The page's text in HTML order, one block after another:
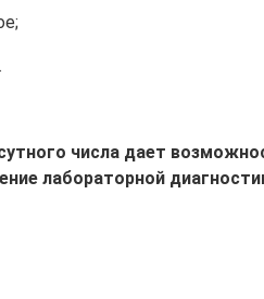
числа дает
лабораторной